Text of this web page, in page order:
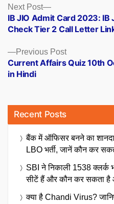
Posts
navigation
Previous PostPrevious
post:
Current Affairs Quiz 10th
in Hindi
Next Post
Next
post:
IB JIO Admit Card 2023: IB
Check Tier 2 Call Letter
Recent Posts
बैंक में ऑफिसर बनने का
LBO भर्ती, जानें कौन कर
SBI ने निकाली 1538 क्लर्क
सीटें हैं और कौन कर सकता है
क्या है Chandi Virus?